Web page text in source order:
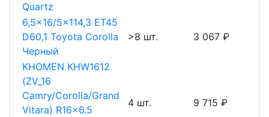
Quartz
6,5x16/5x114,3 ET45
D60,1 Toyota Corolla
Черный
>8 шт. 3 067 ₽
KHOMEN KHW1612
(ZV_16
Camry/Corolla/Grand
Vitara) R16x6.5
4 шт. 9 715 ₽